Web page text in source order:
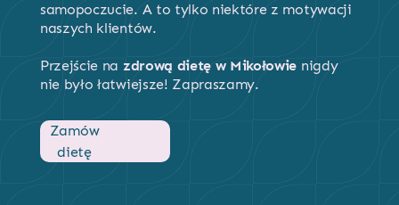
samopoczucie. A to tylko niektóre z motywacji
naszych klientów.
Przejście na zdrową dietę w Mikołowie nigdy
nie było łatwiejsze! Zapraszamy.
Zamów
dietę